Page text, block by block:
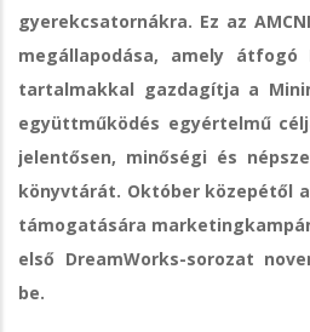
gyerekcsatornákra. Ez az
megállapodása, amely átfogó
tartalmakkal gazdagítja a
együttműködés egyértelmű
jelentősen, minőségi és
könyvtárát. Október közepétől
támogatására
első DreamWorks-sorozat
be.